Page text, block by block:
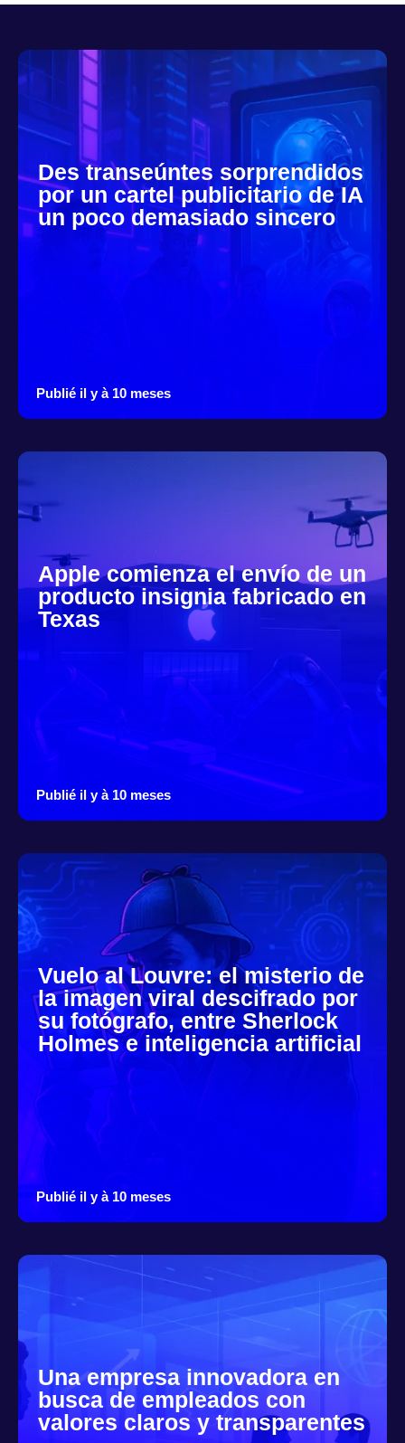
Des transeúntes sorprendidos
por un cartel publicitario de IA
un poco demasiado sincero
Publié il y à 10 meses
Apple comienza el envío de un
producto insignia fabricado en
Texas
Publié il y à 10 meses
Vuelo al Louvre: el misterio de
la imagen viral descifrado por
su fotógrafo, entre Sherlock
Holmes e inteligencia artificial
Publié il y à 10 meses
Una empresa innovadora en
busca de empleados con
valores claros y transparentes